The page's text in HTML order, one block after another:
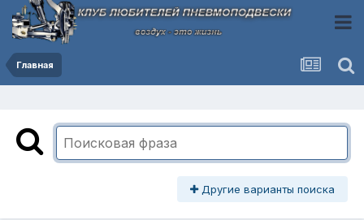
Главная
Другие варианты поиска